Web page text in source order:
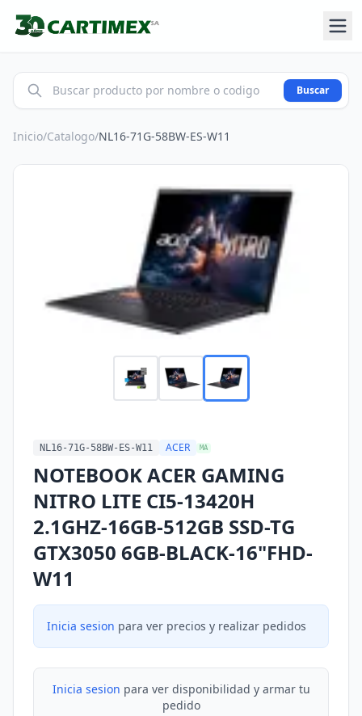
Buscar
Inicio/Catalogo/NL16-71G-58BW-ES-W11
NL16-71G-58BW-ES-W11 ACER MA
NOTEBOOK ACER GAMING
NITRO LITE CI5-13420H
2.1GHZ-16GB-512GB SSD-TG
GTX3050 6GB-BLACK-16"FHD-
W11
Inicia sesion para ver precios y realizar pedidos
Inicia sesion para ver disponibilidad y armar tu
pedido